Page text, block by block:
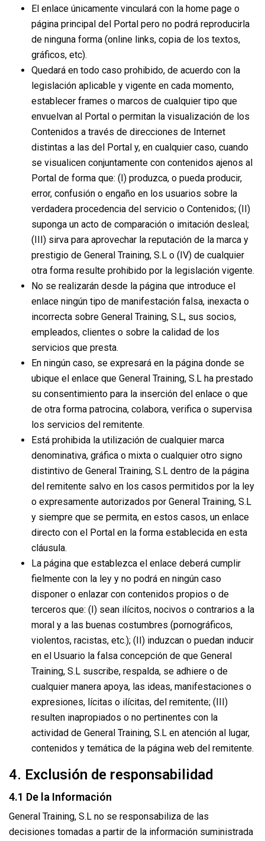
El enlace únicamente vinculará con la home page o
página principal del Portal pero no podrá reproducirla
de ninguna forma (online links, copia de los textos,
gráficos, etc).
Quedará en todo caso prohibido, de acuerdo con la
legislación aplicable y vigente en cada momento,
establecer frames o marcos de cualquier tipo que
envuelvan al Portal o permitan la visualización de los
Contenidos a través de direcciones de Internet
distintas a las del Portal y, en cualquier caso, cuando
se visualicen conjuntamente con contenidos ajenos al
Portal de forma que: (I) produzca, o pueda producir,
error, confusión o engaño en los usuarios sobre la
verdadera procedencia del servicio o Contenidos; (II)
suponga un acto de comparación o imitación desleal;
(III) sirva para aprovechar la reputación de la marca y
prestigio de General Training, S.L o (IV) de cualquier
otra forma resulte prohibido por la legislación vigente.
No se realizarán desde la página que introduce el
enlace ningún tipo de manifestación falsa, inexacta o
incorrecta sobre General Training, S.L, sus socios,
empleados, clientes o sobre la calidad de los
servicios que presta.
En ningún caso, se expresará en la página donde se
ubique el enlace que General Training, S.L ha prestado
su consentimiento para la inserción del enlace o que
de otra forma patrocina, colabora, verifica o supervisa
los servicios del remitente.
Está prohibida la utilización de cualquier marca
denominativa, gráfica o mixta o cualquier otro signo
distintivo de General Training, S.L dentro de la página
del remitente salvo en los casos permitidos por la ley
o expresamente autorizados por General Training, S.L
y siempre que se permita, en estos casos, un enlace
directo con el Portal en la forma establecida en esta
cláusula.
La página que establezca el enlace deberá cumplir
fielmente con la ley y no podrá en ningún caso
disponer o enlazar con contenidos propios o de
terceros que: (I) sean ilícitos, nocivos o contrarios a la
moral y a las buenas costumbres (pornográficos,
violentos, racistas, etc.); (II) induzcan o puedan inducir
en el Usuario la falsa concepción de que General
Training, S.L suscribe, respalda, se adhiere o de
cualquier manera apoya, las ideas, manifestaciones o
expresiones, lícitas o ilícitas, del remitente; (III)
resulten inapropiados o no pertinentes con la
actividad de General Training, S.L en atención al lugar,
contenidos y temática de la página web del remitente.
4. Exclusión de responsabilidad
4.1 De la Información
General Training, S.L no se responsabiliza de las
decisiones tomadas a partir de la información suministrada